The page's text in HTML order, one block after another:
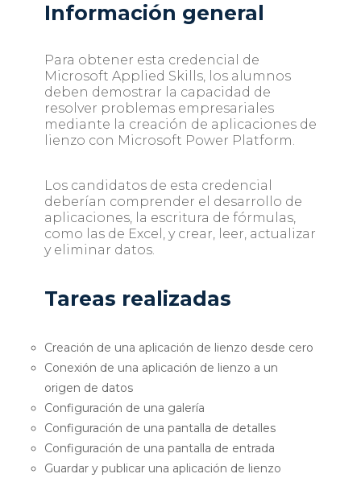
Información general
Para obtener esta credencial de
Microsoft Applied Skills, los alumnos
deben demostrar la capacidad de
resolver problemas empresariales
mediante la creación de aplicaciones de
lienzo con Microsoft Power Platform.
Los candidatos de esta credencial
deberían comprender el desarrollo de
aplicaciones, la escritura de fórmulas,
como las de Excel, y crear, leer, actualizar
y eliminar datos.
Tareas realizadas
Creación de una aplicación de lienzo desde cero
Conexión de una aplicación de lienzo a un
origen de datos
Configuración de una galería
Configuración de una pantalla de detalles
Configuración de una pantalla de entrada
Guardar y publicar una aplicación de lienzo